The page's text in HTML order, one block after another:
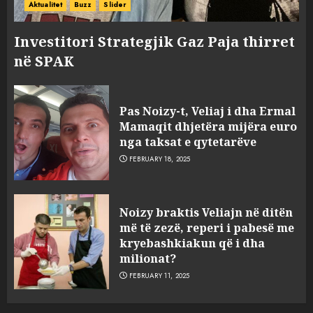
Aktualitet Buzz Slider
Investitori Strategjik Gaz Paja thirret
në SPAK
Pas Noizy-t, Veliaj i dha Ermal
Mamaqit dhjetëra mijëra euro
nga taksat e qytetarëve
FEBRUARY 18, 2025
Noizy braktis Veliajn në ditën
më të zezë, reperi i pabesë me
kryebashkiakun që i dha
milionat?
FEBRUARY 11, 2025
3
sulmuan “One Albania”,
ngjarja u fsheh. A u vodhën
serverat?
MARCH 25, 2025